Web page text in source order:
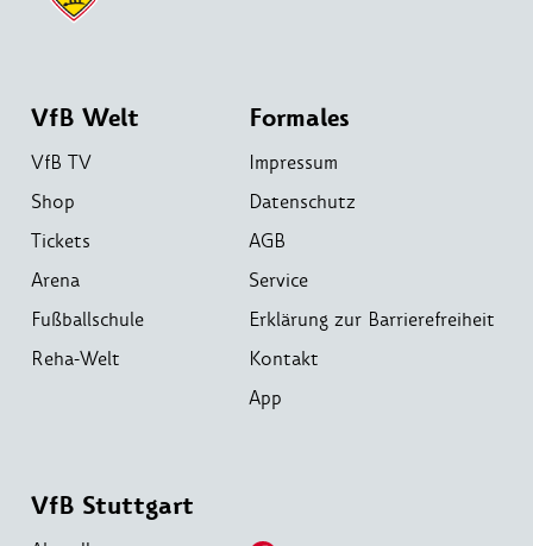
VfB Welt
VfB TV
Shop
Tickets
Arena
Fußballschule
Reha-Welt
Formales
Impressum
Datenschutz
AGB
Service
Erklärung zur Barrierefreiheit
Kontakt
App
VfB Stuttgart